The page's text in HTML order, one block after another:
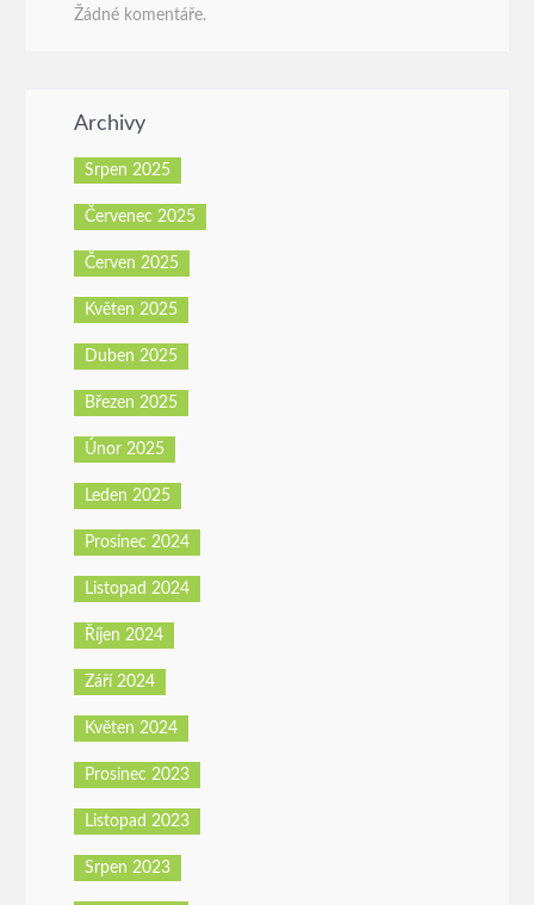
Žádné komentáře.
Archivy
Srpen 2025
Červenec 2025
Červen 2025
Květen 2025
Duben 2025
Březen 2025
Únor 2025
Leden 2025
Prosinec 2024
Listopad 2024
Říjen 2024
Září 2024
Květen 2024
Prosinec 2023
Listopad 2023
Srpen 2023